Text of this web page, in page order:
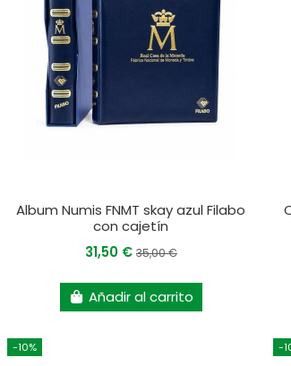
Album Numis FNMT skay azul Filabo
con cajetín
31,50 € 35,00 €
Añadir al carrito
-10% -